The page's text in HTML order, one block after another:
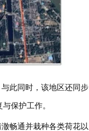
此同时，该地区还同步
保护工作。
畅通并栽种各类荷花以